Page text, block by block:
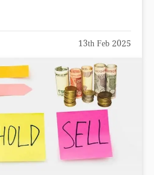
13th Feb 2025